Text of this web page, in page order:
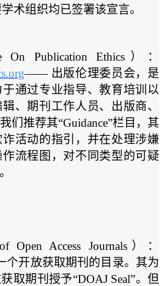
术组织均已签署该宣言。
On Publication Ethics）：
—— 出版伦理委员会，是
通过专业指导、教育培训以
、期刊工作人员、出版商、
们推荐其“Guidance”栏目，其
活动的指引，并在处理涉嫌
流程图，对不同类型的可疑
Open Access Journals）：
开放获取期刊的目录。其为
取期刊授予“DOAJ Seal”。但